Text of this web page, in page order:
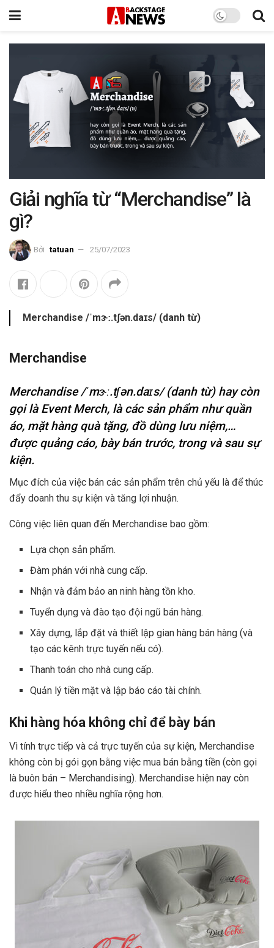
Giải nghĩa từ “Merchandise” là
gì?
Bởi tatuan 25/07/2023
Merchandise /ˈmɝː.tʃən.daɪs/ (danh từ)
Merchandise
Merchandise /ˈmɝː.tʃən.daɪs/ (danh từ) hay còn
gọi là Event Merch, là các sản phẩm như quần
áo, mặt hàng quà tặng, đồ dùng lưu niệm,…
được quảng cáo, bày bán trước, trong và sau sự
kiện.
Mục đích của việc bán các sản phẩm trên chủ yếu là để thúc
đẩy doanh thu sự kiện và tăng lợi nhuận.
Công việc liên quan đến Merchandise bao gồm:
Lựa chọn sản phẩm.
Đàm phán với nhà cung cấp.
Nhận và đảm bảo an ninh hàng tồn kho.
Tuyển dụng và đào tạo đội ngũ bán hàng.
Xây dựng, lắp đặt và thiết lập gian hàng bán hàng (và
tạo các kênh trực tuyến nếu có).
Thanh toán cho nhà cung cấp.
Quản lý tiền mặt và lập báo cáo tài chính.
Khi hàng hóa không chỉ để bày bán
Vì tính trực tiếp và cả trực tuyến của sự kiện, Merchandise
không còn bị gói gọn bằng việc mua bán bằng tiền (còn gọi
là buôn bán – Merchandising). Merchandise hiện nay còn
được hiểu theo nhiều nghĩa rộng hơn.